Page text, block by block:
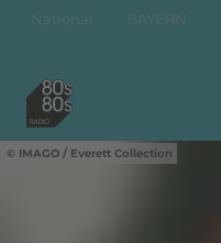
National BAYERN
IMAGO / Everett Collection